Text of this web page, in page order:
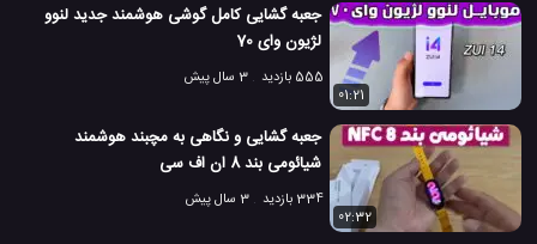
جعبه گشایی کامل گوشی هوشمند جدید لنوو
لژیون وای 70
555 بازدید
3 سال پیش
01:21
جعبه گشایی و نگاهی به مچبند هوشمند
شیائومی بند 8 ان اف سی
334 بازدید
3 سال پیش
02:32